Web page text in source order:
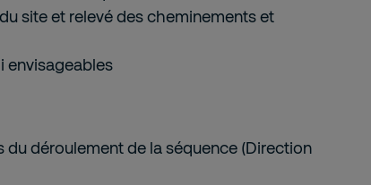
site et relevé des cheminements et
envisageables
du déroulement de la séquence (Direction